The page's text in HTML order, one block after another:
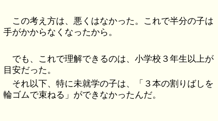
この考え方は、悪くはなかった。これで半分の子は
手がかからなくなったから。
でも、これで理解できるのは、小学校３年生以上が
目安だった。
それ以下、特に未就学の子は、「３本の割りばしを
輪ゴムで束ねる」ができなかったんだ。